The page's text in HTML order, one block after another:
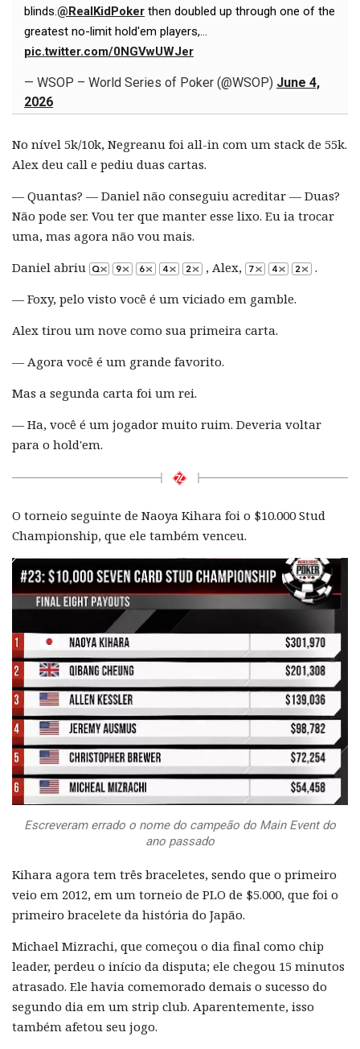
blinds.@RealKidPoker then doubled up through one of the
greatest no-limit hold'em players,…
pic.twitter.com/0NGVwUWJer
— WSOP – World Series of Poker (@WSOP) June 4,
2026
No nível 5k/10k, Negreanu foi all-in com um stack de 55k.
Alex deu call e pediu duas cartas.
— Quantas? — Daniel não conseguiu acreditar — Duas?
Não pode ser. Vou ter que manter esse lixo. Eu ia trocar
uma, mas agora não vou mais.
Daniel abriu
, Alex,
.
— Foxy, pelo visto você é um viciado em gamble.
Alex tirou um nove como sua primeira carta.
— Agora você é um grande favorito.
Mas a segunda carta foi um rei.
— Ha, você é um jogador muito ruim. Deveria voltar
para o hold'em.
O torneio seguinte de Naoya Kihara foi o $10.000 Stud
Championship, que ele também venceu.
Escreveram errado o nome do campeão do Main Event do
ano passado
Kihara agora tem três braceletes, sendo que o primeiro
veio em 2012, em um torneio de PLO de $5.000, que foi o
primeiro bracelete da história do Japão.
Michael Mizrachi, que começou o dia final como chip
leader, perdeu o início da disputa; ele chegou 15 minutos
atrasado. Ele havia comemorado demais o sucesso do
segundo dia em um strip club. Aparentemente, isso
também afetou seu jogo.